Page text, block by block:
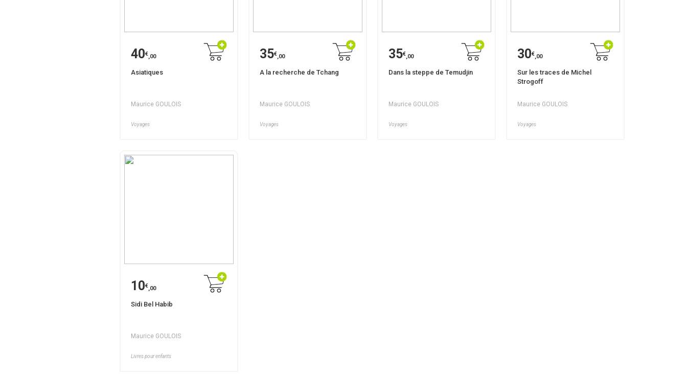
40€,00
Asiatiques
Maurice GOULOIS
Voyages
35€,00
A la recherche de Tchang
Maurice GOULOIS
Voyages
35€,00
Dans la steppe de Temudjin
Maurice GOULOIS
Voyages
30€,00
Sur les traces de Michel
Strogoff
Maurice GOULOIS
Voyages
10€,00
Sidi Bel Habib
Maurice GOULOIS
Livres pour enfants